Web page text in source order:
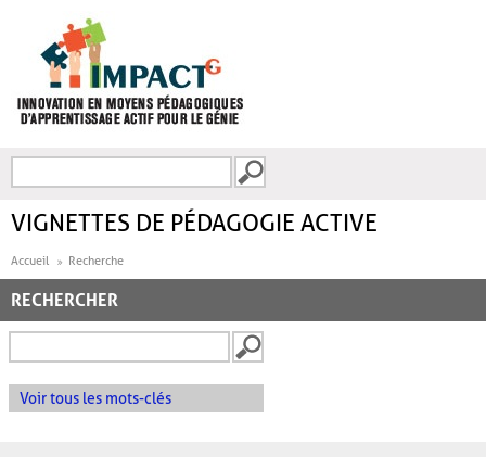
FORMULAIRE DE
VIGNETTES DE PÉDAGOGIE ACTIVE
Accueil Recherche
RECHERCHER
Voir tous les mots-clés